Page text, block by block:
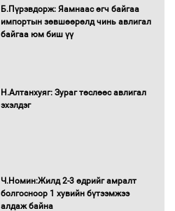
баримт
30 хоногийн хугацаатай үүрэг өглөө
Б.Пүрэвдорж: Яамнаас өгч байгаа
импортын зөвшөөрөлд чинь авлигал
байгаа юм биш үү
Н.Алтанхуяг: Зураг төслөөс авлигал
эхэлдэг
Ч.Номин:Жилд 2-3 өдрийг амралт
болгосноор 1 хувийн бүтээмжээ
алдаж байна